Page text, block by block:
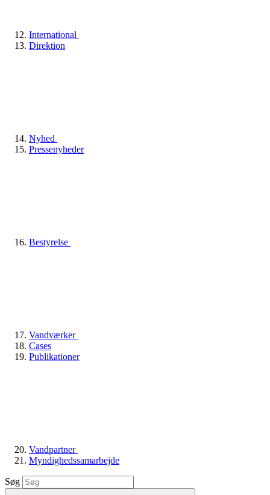
International
Direktion
Nyhed
Pressenyheder
Bestyrelse
Vandværker
Cases
Publikationer
Vandpartner
Myndighedssamarbejde
Søg